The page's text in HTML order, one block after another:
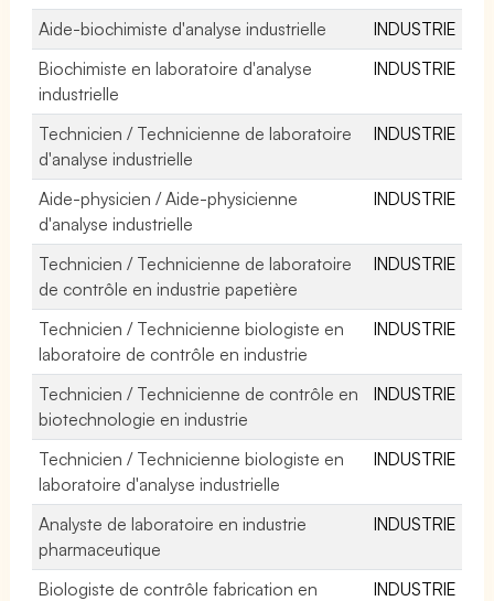
Aide-biochimiste d'analyse industrielle
INDUSTRIE
Biochimiste en laboratoire d'analyse
industrielle
INDUSTRIE
Technicien / Technicienne de laboratoire
d'analyse industrielle
INDUSTRIE
Aide-physicien / Aide-physicienne
d'analyse industrielle
INDUSTRIE
Technicien / Technicienne de laboratoire
de contrôle en industrie papetière
INDUSTRIE
Technicien / Technicienne biologiste en
laboratoire de contrôle en industrie
INDUSTRIE
Technicien / Technicienne de contrôle en
biotechnologie en industrie
INDUSTRIE
Technicien / Technicienne biologiste en
laboratoire d'analyse industrielle
INDUSTRIE
Analyste de laboratoire en industrie
pharmaceutique
INDUSTRIE
Biologiste de contrôle fabrication en
INDUSTRIE